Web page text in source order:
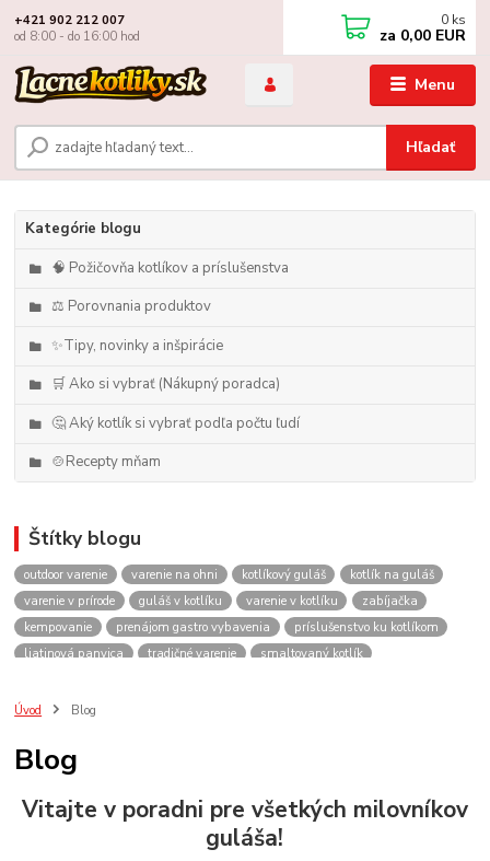
Menu
Hľadať
+421 902 212 007
od 8:00 - do 16:00 hod
0 ks
za 0,00 EUR
Kategórie blogu
🧠 Požičovňa kotlíkov a príslušenstva
⚖️ Porovnania produktov
✨Tipy, novinky a inšpirácie
🛒 Ako si vybrať (Nákupný poradca)
🤔 Aký kotlík si vybrať podľa počtu ľudí
🍲Recepty mňam
Štítky blogu
outdoor varenie varenie na ohni kotlíkový guláš
kotlík na guláš
varenie v prírode
guláš v kotlíku varenie v kotlíku
zabíjačka
kempovanie
prenájom gastro vybavenia
príslušenstvo ku kotlíkom
liatinová panvica
tradičné varenie
smaltovaný kotlík
akcie
spoločenské akcie
rental
varenie gulášu
požičovňa hrncov nerezový hrniec 30l
oslava
výber kotlíka
Úvod Blog
Blog
Vitajte v poradni pre všetkých milovníkov
guláša!